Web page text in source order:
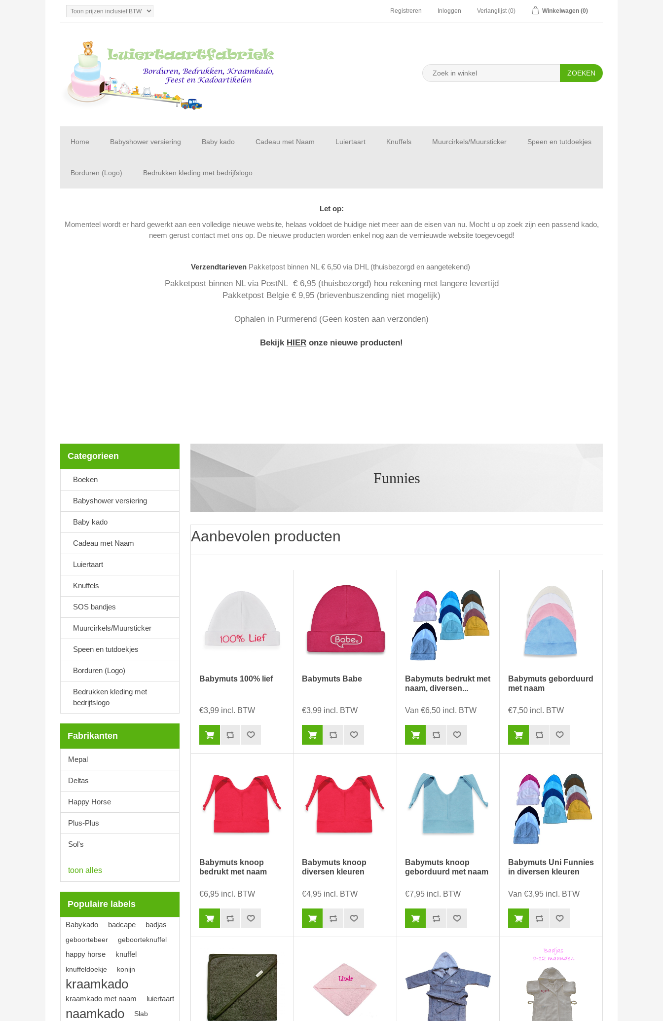
Registreren Inloggen Verlanglijst (0) Winkelwagen (0)
Home Babyshower versiering Baby kado Cadeau met Naam Luiertaart Knuffels Muurcirkels/Muursticker Speen en tutdoekjes
Borduren (Logo) Bedrukken kleding met bedrijfslogo
Let op:
Momenteel wordt er hard gewerkt aan een volledige nieuwe website, helaas voldoet de huidige niet meer aan de eisen van nu. Mocht u op zoek zijn een passend kado,
neem gerust contact met ons op. De nieuwe producten worden enkel nog aan de vernieuwde website toegevoegd!
Verzendtarieven Pakketpost binnen NL € 6,50 via DHL (thuisbezorgd en aangetekend)
Pakketpost binnen NL via PostNL € 6,95 (thuisbezorgd) hou rekening met langere levertijd
Pakketpost Belgie € 9,95 (brievenbuszending niet mogelijk)
Ophalen in Purmerend (Geen kosten aan verzonden)
Bekijk HIER onze nieuwe producten!
Categorieen
Boeken
Babyshower versiering
Baby kado
Cadeau met Naam
Luiertaart
Knuffels
SOS bandjes
Muurcirkels/Muursticker
Speen en tutdoekjes
Borduren (Logo)
Bedrukken kleding met
bedrijfslogo
Fabrikanten
Mepal
Deltas
Happy Horse
Plus-Plus
Sol's
toon alles
Populaire labels
Babykado badcape badjas
geboortebeer geboorteknuffel
happy horse knuffel
knuffeldoekje konijn
kraamkado
kraamkado met naam luiertaart
naamkado Slab
Funnies
Aanbevolen producten
Babymuts 100% lief
€3,99 incl. BTW
Babymuts Babe
€3,99 incl. BTW
Babymuts bedrukt met
naam, diversen...
Van €6,50 incl. BTW
Babymuts geborduurd
met naam
€7,50 incl. BTW
Babymuts knoop
bedrukt met naam
€6,95 incl. BTW
Babymuts knoop
diversen kleuren
€4,95 incl. BTW
Babymuts knoop
geborduurd met naam
€7,95 incl. BTW
Babymuts Uni Funnies
in diversen kleuren
Van €3,95 incl. BTW